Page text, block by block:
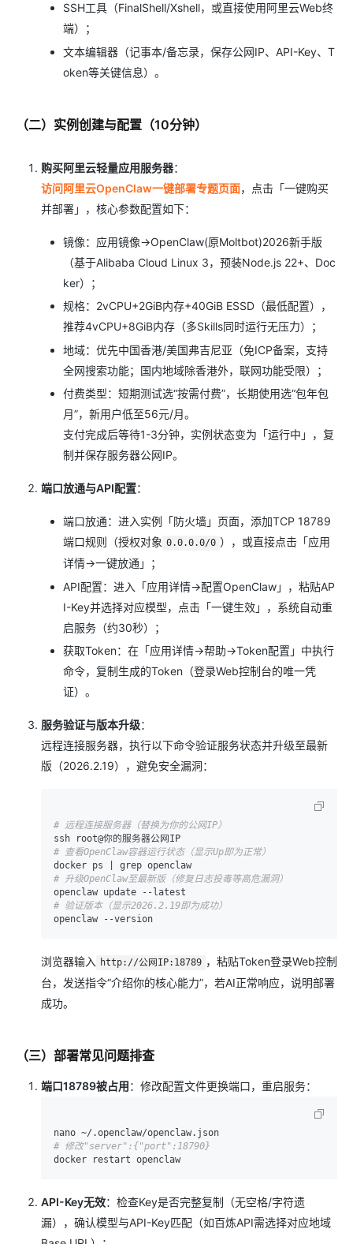
SSH工具（FinalShell/Xshell，或直接使用阿里云Web终
端）；
文本编辑器（记事本/备忘录，保存公网IP、API-Key、T
oken等关键信息）。
（二）实例创建与配置（10分钟）
购买阿里云轻量应用服务器：
访问阿里云OpenClaw一键部署专题页面，点击「一键购买
并部署」，核心参数配置如下：
镜像：应用镜像→OpenClaw(原Moltbot)2026新手版
（基于Alibaba Cloud Linux 3，预装Node.js 22+、Doc
ker）；
规格：2vCPU+2GiB内存+40GiB ESSD（最低配置），
推荐4vCPU+8GiB内存（多Skills同时运行无压力）；
地域：优先中国香港/美国弗吉尼亚（免ICP备案，支持
全网搜索功能；国内地域除香港外，联网功能受限）；
付费类型：短期测试选“按需付费”，长期使用选“包年包
月”，新用户低至56元/月。
支付完成后等待1-3分钟，实例状态变为「运行中」，复
制并保存服务器公网IP。
端口放通与API配置：
端口放通：进入实例「防火墙」页面，添加TCP 18789
端口规则（授权对象 0.0.0.0/0 ），或直接点击「应用
详情→一键放通」；
API配置：进入「应用详情→配置OpenClaw」，粘贴AP
I-Key并选择对应模型，点击「一键生效」，系统自动重
启服务（约30秒）；
获取Token：在「应用详情→帮助→Token配置」中执行
命令，复制生成的Token（登录Web控制台的唯一凭
证）。
服务验证与版本升级：
远程连接服务器，执行以下命令验证服务状态并升级至最新
版（2026.2.19），避免安全漏洞：
# 远程连接服务器（替换为你的公网IP）
# 查看OpenClaw容器运行状态（显示Up即为正常）
# 升级OpenClaw至最新版（修复日志投毒等高危漏洞）
# 验证版本（显示2026.2.19即为成功）
浏览器输入 http://公网IP:18789 ，粘贴Token登录Web控制
台，发送指令“介绍你的核心能力”，若AI正常响应，说明部署
成功。
（三）部署常见问题排查
端口18789被占用：修改配置文件更换端口，重启服务：
# 修改"server":{"port":18790}
API-Key无效：检查Key是否完整复制（无空格/字符遗
漏），确认模型与API-Key匹配（如百炼API需选择对应地域